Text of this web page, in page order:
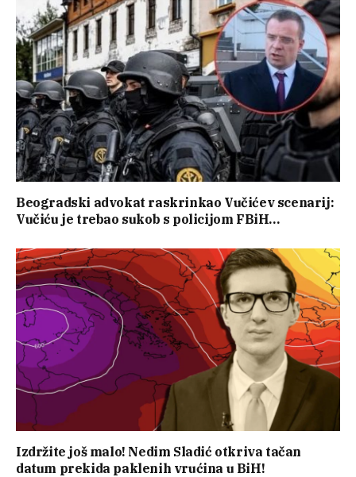
Beogradski advokat raskrinkao Vučićev scenarij:
Vučiću je trebao sukob s policijom FBiH…
Izdržite još malo! Nedim Sladić otkriva tačan
datum prekida paklenih vrućina u BiH!